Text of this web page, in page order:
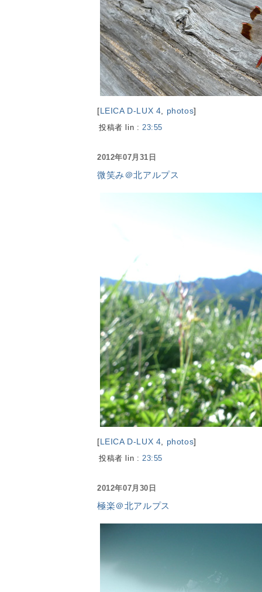
[LEICA D-LUX 4 photos]
投稿者 lin : 23:55
2012年07月31日
微笑み＠北アルプス
[LEICA D-LUX 4 photos]
投稿者 lin : 23:55
2012年07月30日
極楽＠北アルプス